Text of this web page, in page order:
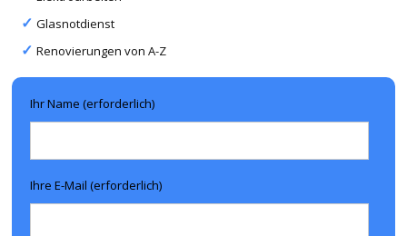
Glasnotdienst
Renovierungen von A-Z
Ihr Name (erforderlich)
Ihre E-Mail (erforderlich)